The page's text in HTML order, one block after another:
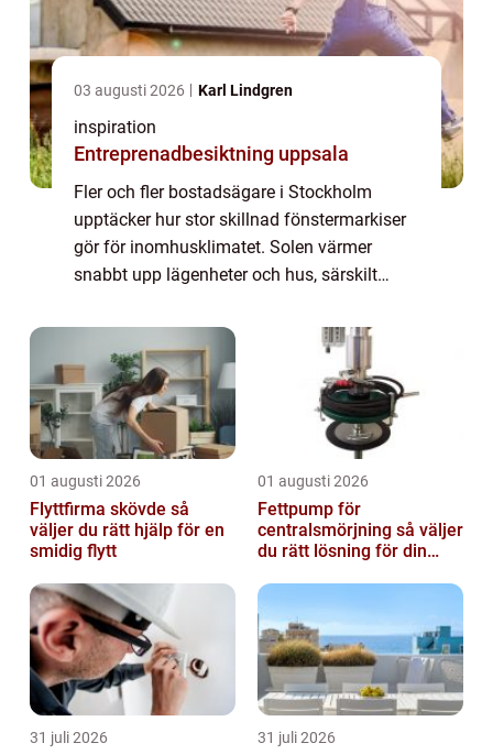
03 augusti 2026 Karl Lindgren
inspiration
Entreprenadbesiktning uppsala
Fler och fler bostadsägare i Stockholm
upptäcker hur stor skillnad fönstermarkiser
gör för inomhusklimatet. Solen värmer
snabbt upp lägenheter och hus, särskilt
Med fönstermarkiser Stockholm går det att
mi...
01 augusti 2026
Flyttfirma skövde så
väljer du rätt hjälp för en
smidig flytt
01 augusti 2026
Fettpump för
centralsmörjning så väljer
du rätt lösning för din
31 juli 2026 31 juli 2026